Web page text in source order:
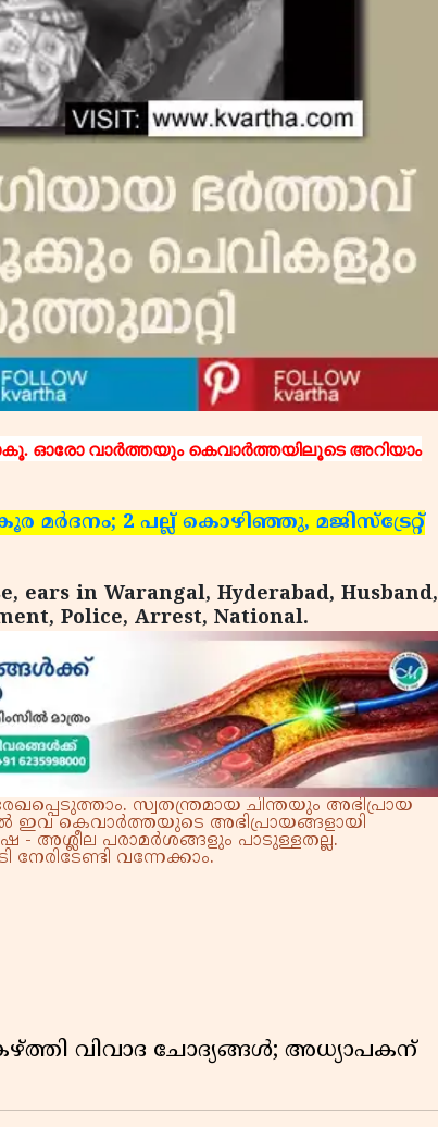
ഓരോ വാര്‍ത്തയും കെവാര്‍ത്തയിലൂടെ അറിയാം
മര്‍ദനം; 2 പല്ല് കൊഴിഞ്ഞു, മജിസ്‌ട്രേറ്റ്
ears in Warangal, Hyderabad, Husband,
Police, Arrest, National.
സ്വതന്ത്രമായ ചിന്തയും അഭിപ്രായ
ഇവ കെവാർത്തയുടെ അഭിപ്രായങ്ങളായി
അശ്ലീല പരാമർശങ്ങളും പാടുള്ളതല്ല.
വന്നേക്കാം.
വിവാദ ചോദ്യങ്ങൾ; അധ്യാപകന്